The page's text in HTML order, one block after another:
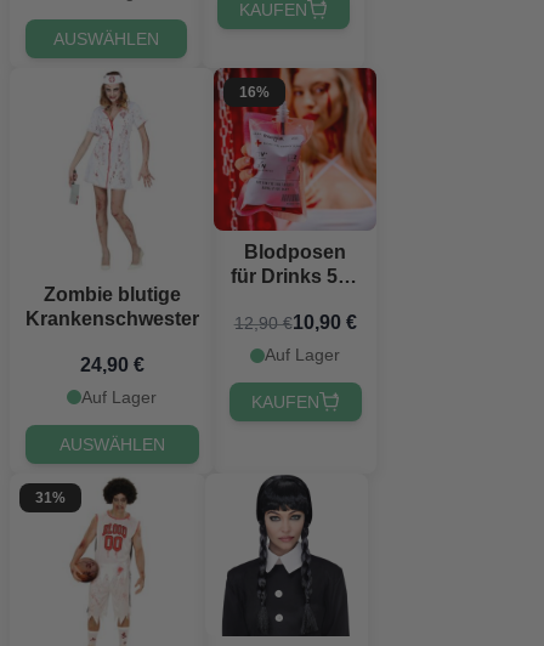
AUSWÄHLEN
KAUFEN
Zombie blutige
Krankenschwester
24,90 €
Auf Lager
AUSWÄHLEN
16%
Blodposen
für Drinks 5x -
12,90 €10,90 €
Auf Lager
KAUFEN
31%